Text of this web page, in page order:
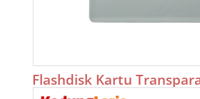
Flashdisk Kartu